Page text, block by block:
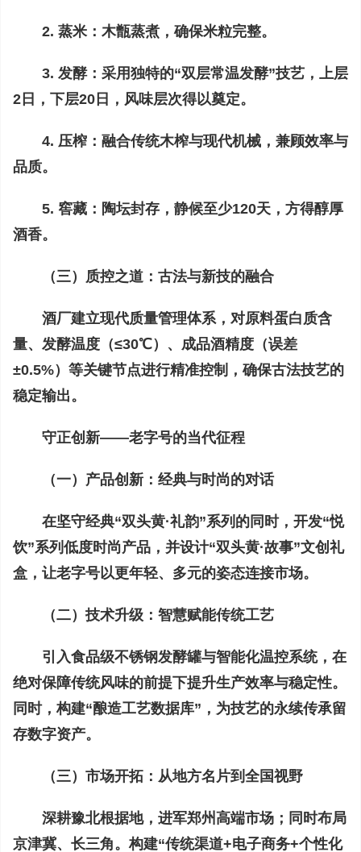
2. 蒸米：木甑蒸煮，确保米粒完整。
3. 发酵：采用独特的“双层常温发酵”技艺，上层
2日，下层20日，风味层次得以奠定。
4. 压榨：融合传统木榨与现代机械，兼顾效率与
品质。
5. 窖藏：陶坛封存，静候至少120天，方得醇厚
酒香。
（三）质控之道：古法与新技的融合
酒厂建立现代质量管理体系，对原料蛋白质含
量、发酵温度（≤30℃）、成品酒精度（误差
±0.5%）等关键节点进行精准控制，确保古法技艺的
稳定输出。
守正创新——老字号的当代征程
（一）产品创新：经典与时尚的对话
在坚守经典“双头黄·礼韵”系列的同时，开发“悦
饮”系列低度时尚产品，并设计“双头黄·故事”文创礼
盒，让老字号以更年轻、多元的姿态连接市场。
（二）技术升级：智慧赋能传统工艺
引入食品级不锈钢发酵罐与智能化温控系统，在
绝对保障传统风味的前提下提升生产效率与稳定性。
同时，构建“酿造工艺数据库”，为技艺的永续传承留
存数字资产。
（三）市场开拓：从地方名片到全国视野
深耕豫北根据地，进军郑州高端市场；同时布局
京津冀、长三角。构建“传统渠道+电子商务+个性化